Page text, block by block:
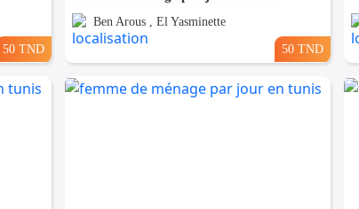
50 TND
Ben Arous , El Yasminette
50 TND